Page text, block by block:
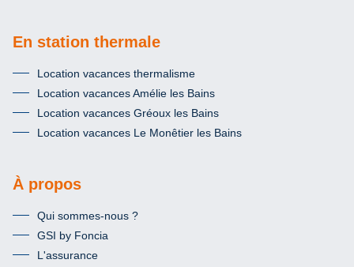
En station thermale
Location vacances thermalisme
Location vacances Amélie les Bains
Location vacances Gréoux les Bains
Location vacances Le Monêtier les Bains
À propos
Qui sommes-nous ?
GSI by Foncia
L'assurance